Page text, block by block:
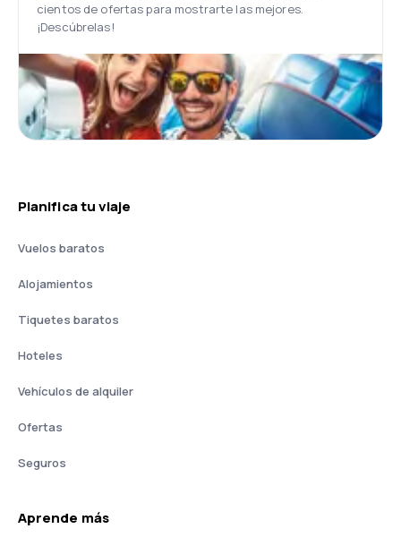
cientos de ofertas para mostrarte las mejores.
¡Descúbrelas!
Planifica tu viaje
Vuelos baratos
Alojamientos
Tiquetes baratos
Hoteles
Vehículos de alquiler
Ofertas
Seguros
Aprende más